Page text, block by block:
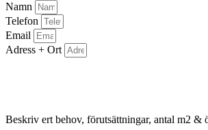
Namn
Telefon
Email
Adress + Ort
Beskriv ert behov, förutsättningar, antal m2 &